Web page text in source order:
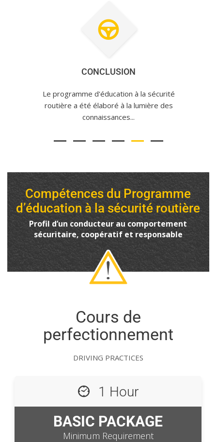
CONCLUSION
Le programme d'éducation à la sécurité
routière a été élaboré à la lumière des
connaissances...
Compétences du Programme
d’éducation à la sécurité routière
Profil d’un conducteur au comportement
sécuritaire, coopératif et responsable
Cours de
perfectionnement
DRIVING PRACTICES
1 Hour
BASIC PACKAGE
Minimum Requirement